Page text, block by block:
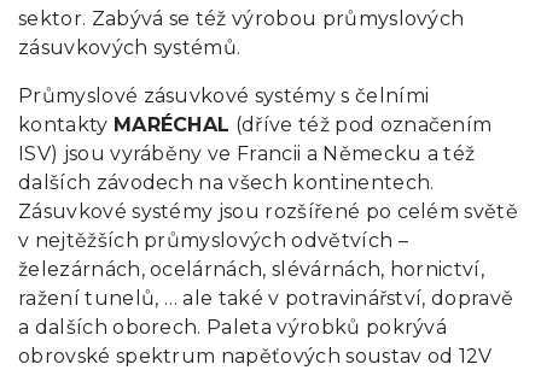
sektor. Zabývá se též výrobou průmyslových
zásuvkových systémů.
Průmyslové zásuvkové systémy s čelními
kontakty MARÉCHAL (dříve též pod označením
ISV) jsou vyráběny ve Francii a Německu a též
dalších závodech na všech kontinentech.
Zásuvkové systémy jsou rozšířené po celém světě
v nejtěžších průmyslových odvětvích –
železárnách, ocelárnách, slévárnách, hornictví,
ražení tunelů, … ale také v potravinářství, dopravě
a dalších oborech. Paleta výrobků pokrývá
obrovské spektrum napěťových soustav od 12V